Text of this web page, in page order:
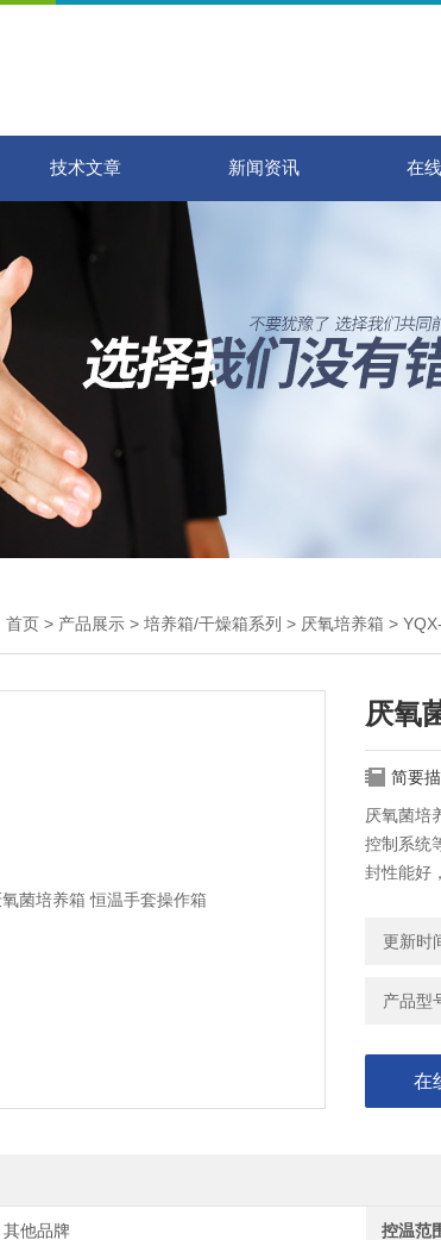
技术文章 新闻资讯 在
首页 > 产品展示 > 培养箱/干燥箱系列 > 厌氧培养箱 >
厌氧
简要
厌氧菌培
控制系统
封性能好
更新时
产品型
在
其他品牌 控温范